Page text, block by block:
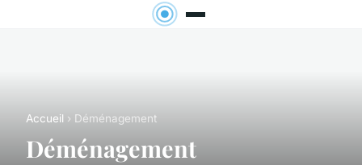
Accueil › Déménagement
Déménagement